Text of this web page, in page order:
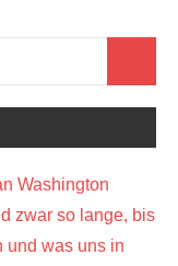
Washington
zwar so lange, bis
und was uns in